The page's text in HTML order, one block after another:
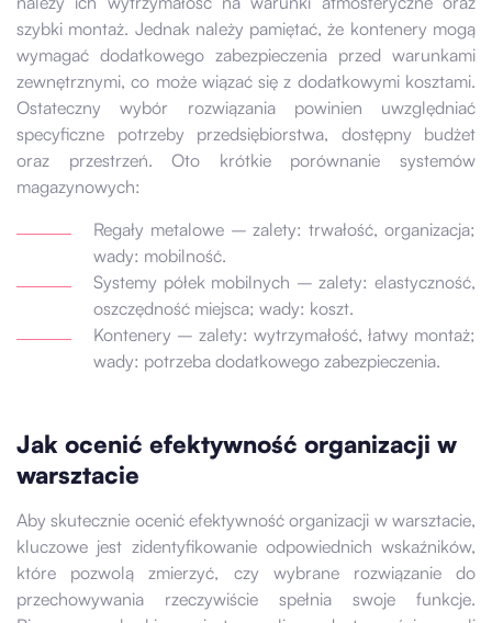
szybki montaż. Jednak należy pamiętać, że kontenery mogą
wymagać dodatkowego zabezpieczenia przed warunkami
zewnętrznymi, co może wiązać się z dodatkowymi kosztami.
Ostateczny wybór rozwiązania powinien uwzględniać
specyficzne potrzeby przedsiębiorstwa, dostępny budżet
oraz przestrzeń. Oto krótkie porównanie systemów
magazynowych:
Regały metalowe – zalety: trwałość, organizacja;
wady: mobilność.
Systemy półek mobilnych – zalety: elastyczność,
oszczędność miejsca; wady: koszt.
Kontenery – zalety: wytrzymałość, łatwy montaż;
wady: potrzeba dodatkowego zabezpieczenia.
Jak ocenić efektywność organizacji w
warsztacie
Aby skutecznie ocenić efektywność organizacji w warsztacie,
kluczowe jest zidentyfikowanie odpowiednich wskaźników,
które pozwolą zmierzyć, czy wybrane rozwiązanie do
przechowywania rzeczywiście spełnia swoje funkcje.